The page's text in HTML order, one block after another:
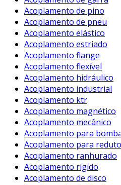
Facilidade de
bipartido, facilita o acesso
conectadas para
Compensação de
Pode suportar
angulares e paralelos,
desgaste.
Redução de Vibrações:
e vibrações, contribuindo
funcionamento mais
Versatilidade:Adaptável
aplicações, servindo em
bombas e compressores.
Acoplamento de pino
Acoplamento de pneu
Acoplamento elástico
Acoplamento estriado
Acoplamento flange
Acoplamento flexível
Acoplamento hidráulico
Acoplamento industrial
Acoplamento ktr
Acoplamento magnético
Acoplamento mecânico
Acoplamento para
Acoplamento para
Acoplamento ranhurado
Acoplamento rígido
Acoplamento de disco